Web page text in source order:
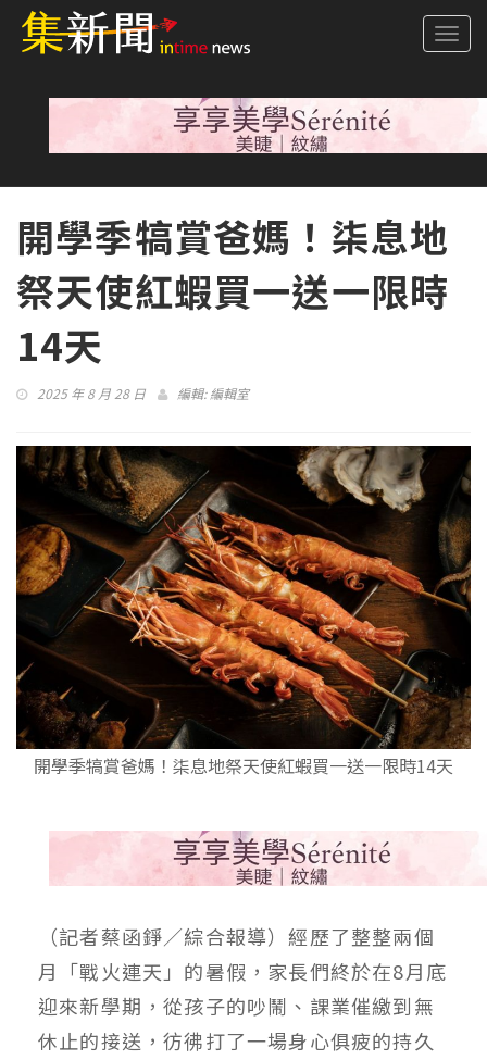
開學季犒賞爸媽！柒息地
祭天使紅蝦買一送一限時
14天
2025 年 8 月 28 日 編輯:編輯室
開學季犒賞爸媽！柒息地祭天使紅蝦買一送一限時14天
（記者蔡函錚／綜合報導）經歷了整整兩個
月「戰火連天」的暑假，家長們終於在8月底
迎來新學期，從孩子的吵鬧、課業催繳到無
休止的接送，彷彿打了一場身心俱疲的持久